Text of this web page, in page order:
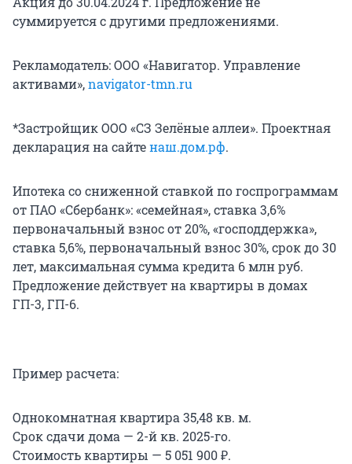
суммируется с другими предложениями.
Рекламодатель: ООО «Навигатор. Управление
активами»,navigator-tmn.ru
*Застройщик ООО «СЗ Зелёные аллеи». Проектная
декларация на сайтенаш.дом.рф.
Ипотека со сниженной ставкой по госпрограммам
от ПАО «Сбербанк»: «семейная», ставка 3,6%
первоначальный взнос от 20%, «господдержка»,
ставка 5,6%, первоначальный взнос 30%, срок до 30
лет, максимальная сумма кредита 6 млн руб.
Предложение действует на квартиры в домах
ГП-3, ГП-6.
Пример расчета:
Однокомнатная квартира 35,48 кв. м.
Срок сдачи дома — 2-й кв. 2025-го.
Стоимость квартиры — 5 051 900 ₽.